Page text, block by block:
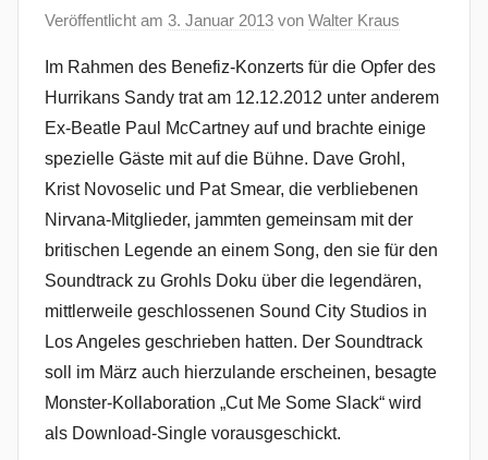
Veröffentlicht am 3. Januar 2013 von Walter Kraus
Im Rahmen des Benefiz-Konzerts für die Opfer des
Hurrikans Sandy trat am 12.12.2012 unter anderem
Ex-Beatle Paul McCartney auf und brachte einige
spezielle Gäste mit auf die Bühne. Dave Grohl,
Krist Novoselic und Pat Smear, die verbliebenen
Nirvana-Mitglieder, jammten gemeinsam mit der
britischen Legende an einem Song, den sie für den
Soundtrack zu Grohls Doku über die legendären,
mittlerweile geschlossenen Sound City Studios in
Los Angeles geschrieben hatten. Der Soundtrack
soll im März auch hierzulande erscheinen, besagte
Monster-Kollaboration „Cut Me Some Slack“ wird
als Download-Single vorausgeschickt.